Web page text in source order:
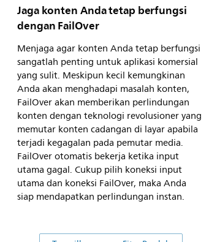
Jaga konten Anda tetap berfungsi
dengan FailOver
Menjaga agar konten Anda tetap berfungsi
sangatlah penting untuk aplikasi komersial
yang sulit. Meskipun kecil kemungkinan
Anda akan menghadapi masalah konten,
FailOver akan memberikan perlindungan
konten dengan teknologi revolusioner yang
memutar konten cadangan di layar apabila
terjadi kegagalan pada pemutar media.
FailOver otomatis bekerja ketika input
utama gagal. Cukup pilih koneksi input
utama dan koneksi FailOver, maka Anda
siap mendapatkan perlindungan instan.